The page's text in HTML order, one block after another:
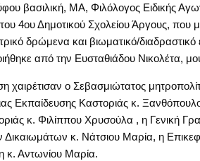
βασιλική, ΜΑ, Φιλόλογος Ειδικής
του 4ου Δημοτικού Σχολείου Άργους, που
δρώμενα και βιωματικό/
από την Ευσταθιάδου Νικολέτα,
χαιρέτισαν ο Σεβασμιώτατος
Εκπαίδευσης Καστοριάς κ.
κ. Φιλίππου Χρυσούλα , η Γενική
κ. Νάτσιου Μαρία, η
κ. Αντωνίου Μαρία.